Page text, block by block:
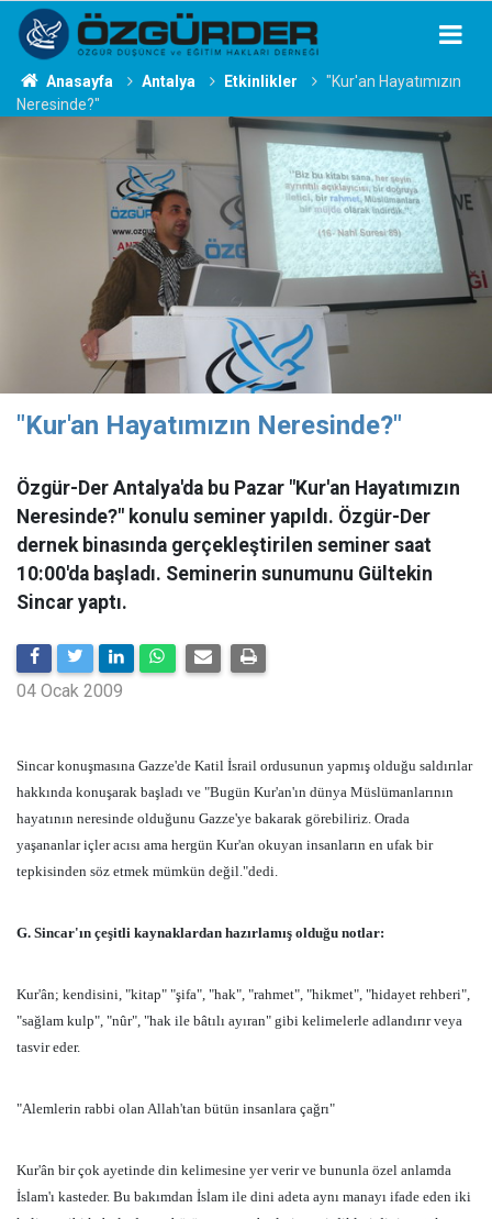
Anasayfa Antalya Etkinlikler
"Kur'an Hayatımızın
Neresinde?"
"Kur'an Hayatımızın Neresinde?"
Özgür-Der Antalya'da bu Pazar "Kur'an Hayatımızın
Neresinde?" konulu seminer yapıldı. Özgür-Der
dernek binasında gerçekleştirilen seminer saat
10:00'da başladı. Seminerin sunumunu Gültekin
Sincar yaptı.
04 Ocak 2009
Sincar konuşmasına Gazze'de Katil İsrail ordusunun yapmış olduğu saldırılar
hakkında konuşarak başladı ve "Bugün Kur'an'ın dünya Müslümanlarının
hayatının neresinde olduğunu Gazze'ye bakarak görebiliriz. Orada
yaşananlar içler acısı ama hergün Kur'an okuyan insanların en ufak bir
tepkisinden söz etmek mümkün değil."dedi.
G. Sincar'ın çeşitli kaynaklardan hazırlamış olduğu notlar:
Kur'ân; kendisini, "kitap" "şifa", "hak", "rahmet", "hikmet", "hidayet rehberi",
"sağlam kulp", "nûr", "hak ile bâtılı ayıran" gibi kelimelerle adlandırır veya
tasvir eder.
"Alemlerin rabbi olan Allah'tan bütün insanlara çağrı"
Kur'ân bir çok ayetinde din kelimesine yer verir ve bununla özel anlamda
İslam'ı kasteder. Bu bakımdan İslam ile dini adeta aynı manayı ifade eden iki